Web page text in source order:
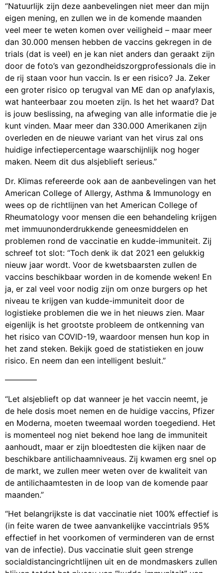
“Natuurlijk zijn deze aanbevelingen niet meer dan mijn
eigen mening, en zullen we in de komende maanden
veel meer te weten komen over veiligheid – maar meer
dan 30.000 mensen hebben de vaccins gekregen in de
trials (dat is veel) en je kan niet anders dan geraakt zijn
door de foto’s van gezondheidszorgprofessionals die in
de rij staan voor hun vaccin. Is er een risico? Ja. Zeker
een groter risico op terugval van ME dan op anafylaxis,
wat hanteerbaar zou moeten zijn. Is het het waard? Dat
is jouw beslissing, na afweging van alle informatie die je
kunt vinden. Maar meer dan 330.000 Amerikanen zijn
overleden en de nieuwe variant van het virus zal ons
huidige infectiepercentage waarschijnlijk nog hoger
maken. Neem dit dus alsjeblieft serieus.”
Dr. Klimas refereerde ook aan de aanbevelingen van het
American College of Allergy, Asthma & Immunology en
wees op de richtlijnen van het American College of
Rheumatology voor mensen die een behandeling krijgen
met immuunonderdrukkende geneesmiddelen en
problemen rond de vaccinatie en kudde-immuniteit. Zij
schreef tot slot: “Toch denk ik dat 2021 een gelukkig
nieuw jaar wordt. Voor de kwetsbaarsten zullen de
vaccins beschikbaar worden in de komende weken! En
ja, er zal veel voor nodig zijn om onze burgers op het
niveau te krijgen van kudde-immuniteit door de
logistieke problemen die we in het nieuws zien. Maar
eigenlijk is het grootste probleem de ontkenning van
het risico van COVID-19, waardoor mensen hun kop in
het zand steken. Bekijk goed de statistieken en jouw
risico. En neem dan een intelligent besluit.”
————
“Let alsjeblieft op dat wanneer je het vaccin neemt, je
de hele dosis moet nemen en de huidige vaccins, Pfizer
en Moderna, moeten tweemaal worden toegediend. Het
is momenteel nog niet bekend hoe lang de immuniteit
aanhoudt, maar er zijn bloedtesten die kijken naar de
beschikbare antilichaamniveaus. Zij kwamen erg snel op
de markt, we zullen meer weten over de kwaliteit van
de antilichaamtesten in de loop van de komende paar
maanden.”
“Het belangrijkste is dat vaccinatie niet 100% effectief is
(in feite waren de twee aanvankelijke vaccintrials 95%
effectief in het voorkomen of verminderen van de ernst
van de infectie). Dus vaccinatie sluit geen strenge
socialdistancingrichtlijnen uit en de mondmaskers zullen